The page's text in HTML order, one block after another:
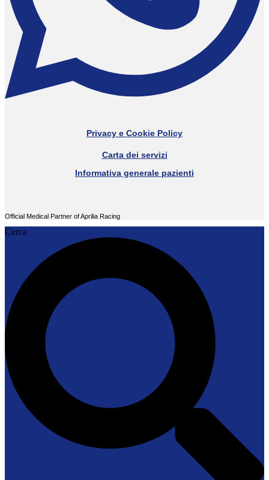
Privacy e Cookie Policy
Carta dei servizi
Informativa generale pazienti
Official Medical Partner of Aprilia Racing
Cerca